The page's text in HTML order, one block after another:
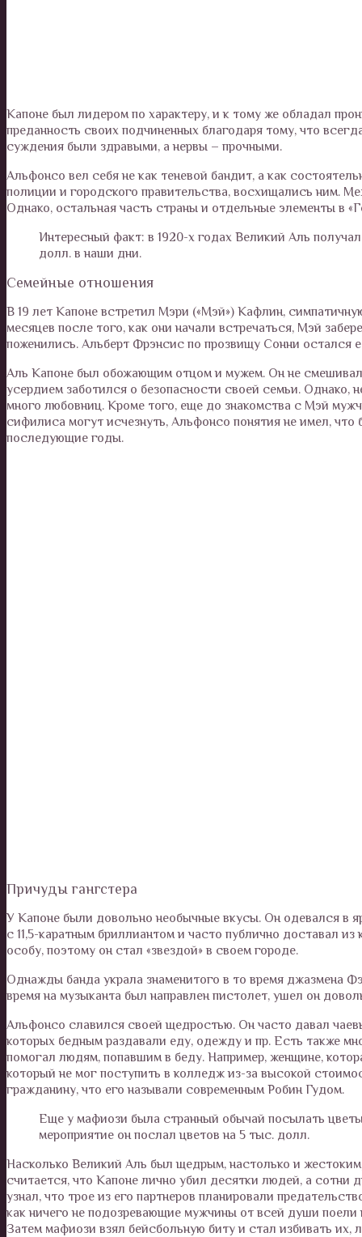
Капоне был лидером по характеру, и к тому же обладал
преданность своих подчиненных благодаря тому, что
суждения были здравыми, а нервы – прочными.
Альфонсо вел себя не как теневой бандит, а как
полиции и городского правительства, восхищались ним.
Однако, остальная часть страны и отдельные элементы в
Интересный факт: в 1920-х годах Великий Аль
долл. в наши дни.
Семейные отношения
В 19 лет Капоне встретил Мэри («Мэй») Кафлин,
месяцев после того, как они начали встречаться, Мэй
поженились. Альберт Фрэнсис по прозвищу Сонни остался
Аль Капоне был обожающим отцом и мужем. Он не
усердием заботился о безопасности своей семьи.
много любовниц. Кроме того, еще до знакомства с Мэй
сифилиса могут исчезнуть, Альфонсо понятия не имел, что
последующие годы.
Причуды гангстера
У Капоне были довольно необычные вкусы. Он одевался в
с 11,5-каратным бриллиантом и часто публично доставал
особу, поэтому он стал «звездой» в своем городе.
Однажды банда украла знаменитого в то время джазмена
время на музыканта был направлен пистолет, ушел он
Альфонсо славился своей щедростью. Он часто давал
которых бедным раздавали еду, одежду и пр. Есть также
помогал людям, попавшим в беду. Например, женщине,
который не мог поступить в колледж из-за высокой
гражданину, что его называли современным Робин Гудом.
Еще у мафиози была странный обычай посылать
мероприятие он послал цветов на 5 тыс. долл.
Насколько Великий Аль был щедрым, настолько и
считается, что Капоне лично убил десятки людей, а сотни
узнал, что трое из его партнеров планировали
как ничего не подозревающие мужчины от всей души
Затем мафиози взял бейсбольную биту и стал избивать